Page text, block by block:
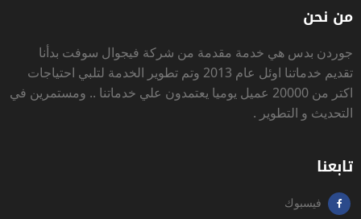
من نحن
جوردن بدس هي خدمة مقدمة من شركة فيجوال سوفت بدأنا
تقديم خدماتنا اوئل عام 2013 وتم تطوير الخدمة لتلبي احتياجات
اكتر من 20000 عميل يوميا يعتمدون علي خدماتنا .. ومستمرين في
التحديث و التطوير .
تابعنا
فيسبوك